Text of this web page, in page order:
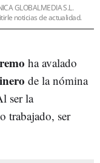
GLOBALMEDIA S.L.
noticias de actualidad.
ha avalado
de la nómina
ser la
trabajado, ser